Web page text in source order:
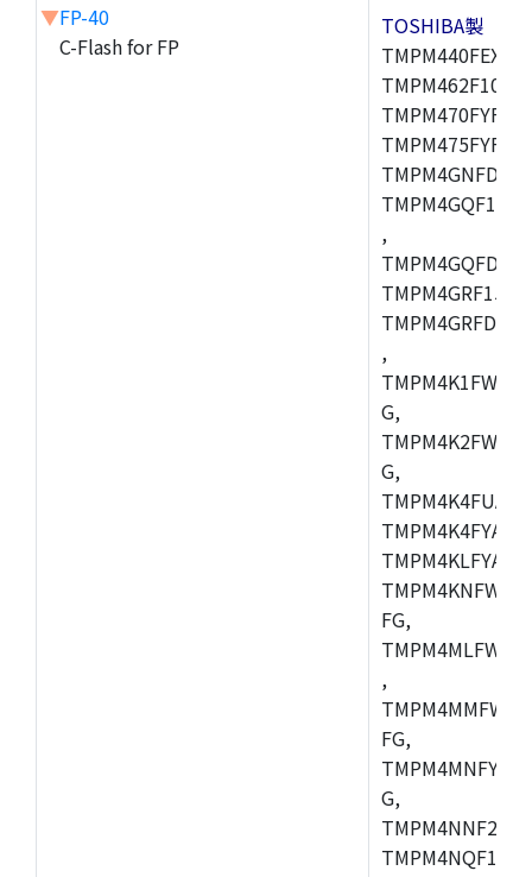
▼FP-40
C-Flash for FP
TOSHIBA製
,
,
G,
G,
FG,
,
FG,
G,